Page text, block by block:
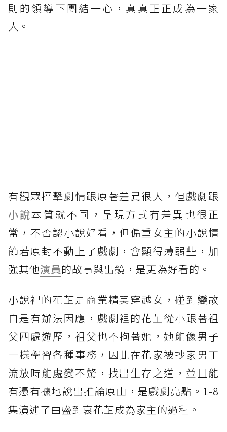
則的領導下團結一心，真真正正成為一家
人。
有觀眾抨擊劇情跟原著差異很大，但戲劇跟
小說本質就不同，呈現方式有差異也很正
常，不否認小說好看，但偏重女主的小說情
節若原封不動上了戲劇，會顯得薄弱些，加
強其他演員的故事與出鏡，是更為好看的。
小說裡的花芷是商業精英穿越女，碰到變故
自是有辦法因應，戲劇裡的花芷從小跟著祖
父四處遊歷，祖父也不拘著她，她能像男子
一樣學習各種事務，因此在花家被抄家男丁
流放時能處變不驚，找出生存之道，並且能
有憑有據地說出推論原由，是戲劇亮點。1-8
集演述了由盛到衰花芷成為家主的過程。